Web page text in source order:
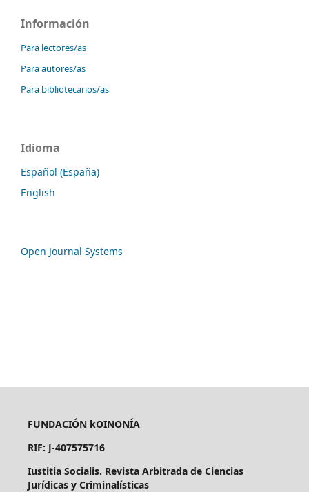
Información
Para lectores/as
Para autores/as
Para bibliotecarios/as
Idioma
Español (España)
English
Open Journal Systems
FUNDACIÓN kOINONÍA
RIF: J-407575716
Iustitia Socialis. Revista Arbitrada de Ciencias
Jurídicas y Criminalísticas